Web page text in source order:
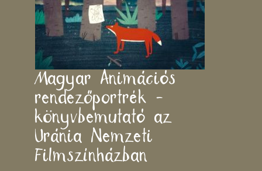
Magyar Animációs
rendezőportrék -
könyvbemutató az
Uránia Nemzeti
Filmszínházban